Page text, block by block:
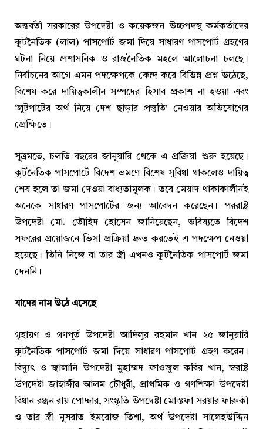
অন্তর্বর্তী সরকারের উপদেষ্টা ও কয়েকজন উচ্চপদস্থ কর্মকর্তাদের
কূটনৈতিক (লাল) পাসপোর্ট জমা দিয়ে সাধারণ পাসপোর্ট গ্রহণের
ঘটনা নিয়ে প্রশাসনিক ও রাজনৈতিক মহলে আলোচনা চলছে।
নির্বাচনের আগে এমন পদক্ষেপকে কেন্দ্র করে বিভিন্ন প্রশ্ন উঠেছে,
বিশেষ করে দায়িত্বকালীন সম্পদের হিসাব প্রকাশ না হওয়া এবং
‘লুটপাটের অর্থ নিয়ে দেশ ছাড়ার প্রস্তুতি’ নেওয়ার অভিযোগের
প্রেক্ষিতে।
সূত্রমতে, চলতি বছরের জানুয়ারি থেকে এ প্রক্রিয়া শুরু হয়েছে।
কূটনৈতিক পাসপোর্টে বিদেশ ভ্রমণে বিশেষ সুবিধা থাকলেও দায়িত্ব
শেষ হলে তা জমা দেওয়া বাধ্যতামূলক। তবে মেয়াদ থাকাকালীনই
অনেকে সাধারণ পাসপোর্টের জন্য আবেদন করেছেন। পররাষ্ট্র
উপদেষ্টা মো. তৌহিদ হোসেন জানিয়েছেন, ভবিষ্যতে বিদেশ
সফরের প্রয়োজনে ভিসা প্রক্রিয়া দ্রুত করতেই এ পদক্ষেপ নেওয়া
হয়েছে। তিনি নিজে বা তার স্ত্রী এখনও কূটনৈতিক পাসপোর্ট জমা
দেননি।
যাদের নাম উঠে এসেছে
গৃহায়ণ ও গণপূর্ত উপদেষ্টা আদিলুর রহমান খান ২৫ জানুয়ারি
কূটনৈতিক পাসপোর্ট জমা দিয়ে সাধারণ পাসপোর্ট গ্রহণ করেন।
বিদ্যুৎ ও জ্বালানি উপদেষ্টা মুহাম্মদ ফাওজুল কবির খান, স্বরাষ্ট্র
উপদেষ্টা জাহাঙ্গীর আলম চৌধুরী, প্রাথমিক ও গণশিক্ষা উপদেষ্টা
বিধান রঞ্জন রায় পোদ্দার, সংস্কৃতি উপদেষ্টা মোস্তফা সরয়ার ফারুকী
ও তার স্ত্রী নুসরাত ইমরোজ তিশা, অর্থ উপদেষ্টা সালেহউদ্দিন